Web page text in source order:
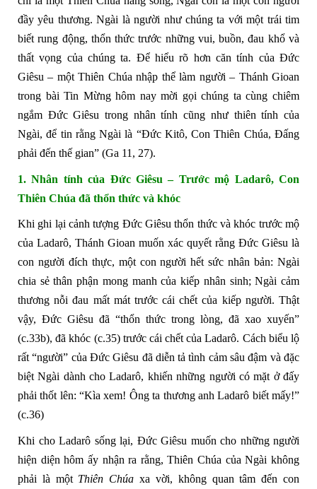
đầy yêu thương. Ngài là người như chúng ta với một trái tim
biết rung động, thổn thức trước những vui, buồn, đau khổ và
thất vọng của chúng ta. Để hiểu rõ hơn căn tính của Đức
Giêsu – một Thiên Chúa nhập thể làm người – Thánh Gioan
trong bài Tin Mừng hôm nay mời gọi chúng ta cùng chiêm
ngắm Đức Giêsu trong nhân tính cũng như thiên tính của
Ngài, để tin rằng Ngài là “Đức Kitô, Con Thiên Chúa, Đấng
phải đến thế gian” (Ga 11, 27).
1.Nhân tính của Đức Giêsu – Trước mộ Ladarô, Con
Thiên Chúa đã thổn thức và khóc
Khi ghi lại cảnh tượng Đức Giêsu thổn thức và khóc trước mộ
của Ladarô, Thánh Gioan muốn xác quyết rằng Đức Giêsu là
con người đích thực, một con người hết sức nhân bản: Ngài
chia sẻ thân phận mong manh của kiếp nhân sinh; Ngài cảm
thương nỗi đau mất mát trước cái chết của kiếp người. Thật
vậy, Đức Giêsu đã “thổn thức trong lòng, đã xao xuyến”
(c.33b), đã khóc (c.35) trước cái chết của Ladarô. Cách biểu lộ
rất “người” của Đức Giêsu đã diễn tả tình cảm sâu đậm và đặc
biệt Ngài dành cho Ladarô, khiến những người có mặt ở đấy
phải thốt lên: “Kìa xem! Ông ta thương anh Ladarô biết mấy!”
(c.36)
Khi cho Ladarô sống lại, Đức Giêsu muốn cho những người
hiện diện hôm ấy nhận ra rằng, Thiên Chúa của Ngài không
phải là mộtThiên Chúaxa vời, không quan tâm đến con